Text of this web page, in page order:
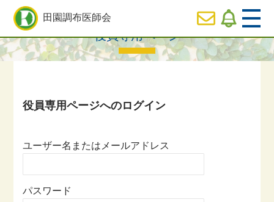
田園調布医師会
  HOME
HOME>
役員専用ページ
ユーザー名またはメールアドレス
パスワード